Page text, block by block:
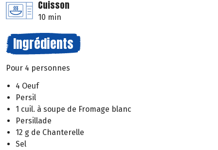
Cuisson
10 min
Ingrédients
Pour 4 personnes
4 Oeuf
Persil
1 cuil. à soupe de Fromage blanc
Persillade
12 g de Chanterelle
Sel